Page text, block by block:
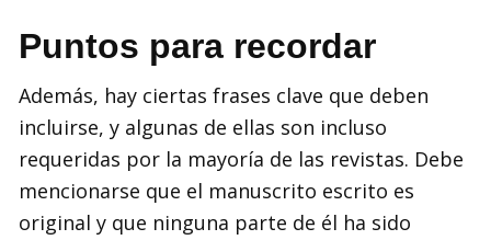
Puntos para recordar
Además, hay ciertas frases clave que deben
incluirse, y algunas de ellas son incluso
requeridas por la mayoría de las revistas. Debe
mencionarse que el manuscrito escrito es
original y que ninguna parte de él ha sido